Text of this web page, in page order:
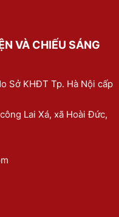
VÀ CHIẾU SÁNG
Sở KHĐT Tp. Hà Nội cấp
Lai Xá, xã Hoài Đức,